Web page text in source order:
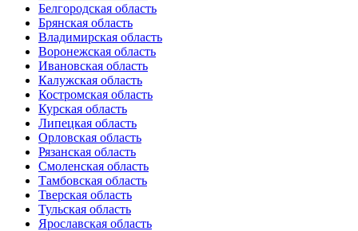
Белгородская область
Брянская область
Владимирская область
Воронежская область
Ивановская область
Калужская область
Костромская область
Курская область
Липецкая область
Орловская область
Рязанская область
Смоленская область
Тамбовская область
Тверская область
Тульская область
Ярославская область